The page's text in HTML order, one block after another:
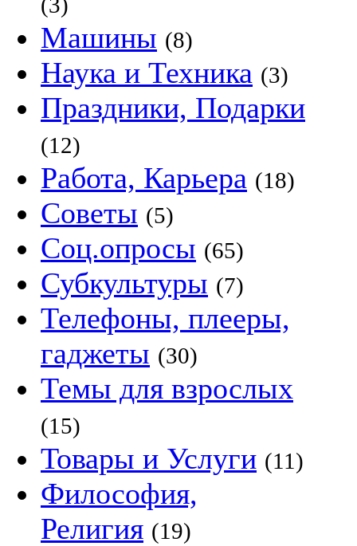
Машины (8)
Наука и Техника (3)
Праздники, Подарки
(12)
Работа, Карьера (18)
Советы (5)
Соц.опросы (65)
Субкультуры (7)
Телефоны, плееры,
гаджеты (30)
Темы для взрослых
(15)
Товары и Услуги (11)
Философия,
Религия (19)